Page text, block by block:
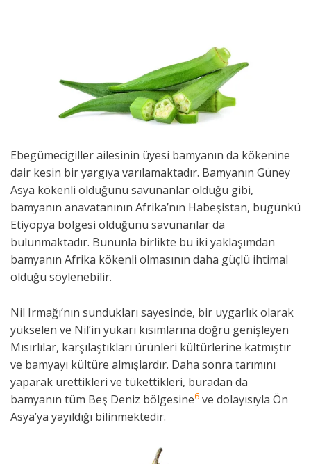
Ebegümecigiller ailesinin üyesi bamyanın da kökenine
dair kesin bir yargıya varılamaktadır. Bamyanın Güney
Asya kökenli olduğunu savunanlar olduğu gibi,
bamyanın anavatanının Afrika’nın Habeşistan, bugünkü
Etiyopya bölgesi olduğunu savunanlar da
bulunmaktadır. Bununla birlikte bu iki yaklaşımdan
bamyanın Afrika kökenli olmasının daha güçlü ihtimal
olduğu söylenebilir.
Nil Irmağı’nın sundukları sayesinde, bir uygarlık olarak
yükselen ve Nil’in yukarı kısımlarına doğru genişleyen
Mısırlılar, karşılaştıkları ürünleri kültürlerine katmıştır
ve bamyayı kültüre almışlardır. Daha sonra tarımını
yaparak ürettikleri ve tükettikleri, buradan da
bamyanın tüm Beş Deniz bölgesine6 ve dolayısıyla Ön
Asya’ya yayıldığı bilinmektedir.